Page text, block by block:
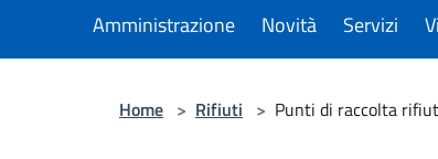
Amministrazione Novità Servizi
Home > Rifiuti > Punti di raccolta